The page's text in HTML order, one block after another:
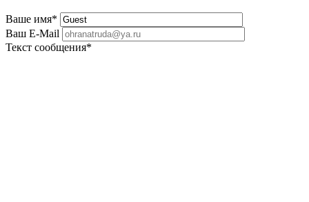
Ваше имя*
Ваш E-Mail
Текст сообщения*